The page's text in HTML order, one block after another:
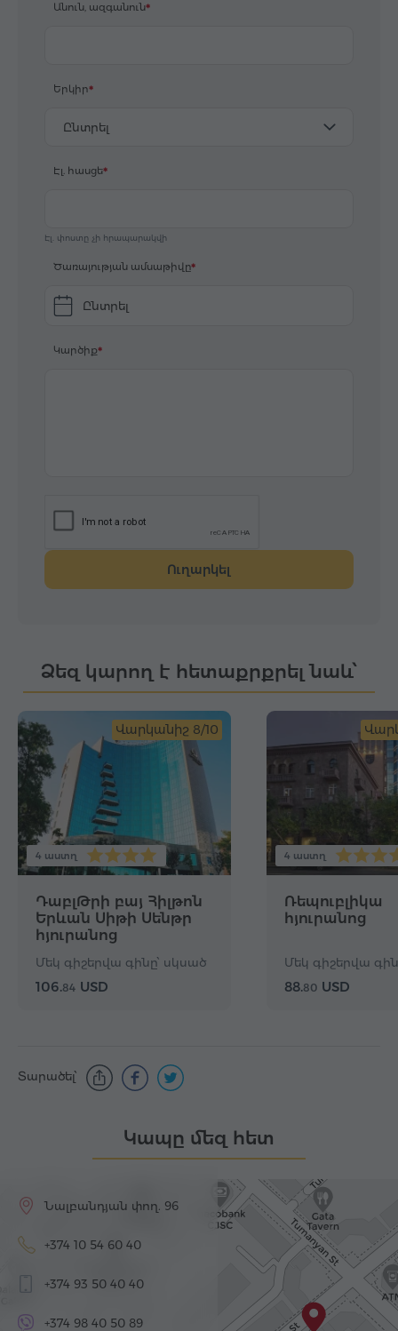
Անուն, ազգանուն
Երկիր
Ընտրել
Էլ. հասցե
Էլ. փոստը չի հրապարակվի
Ծառայության ամսաթիվը
Ընտրել
Կարծիք
Ուղարկել
Ձեզ կարող է հետաքրքրել նաև՝
Վարկանիշ 8/10
4 աստղ
ԴաբլԹրի բայ Հիլթոն
Երևան Սիթի Սենթր
հյուրանոց
Մեկ գիշերվա գինը՝ սկսած
106.84 USD
4 աստղ
Ռեպուբլիկա
հյուրանոց
Մեկ գիշերվա
88.80 USD
Տարածել՝
Կապը մեզ հետ
Նալբանդյան փող. 96
+374 10 54 60 40
+374 93 50 40 40
+374 98 40 50 89